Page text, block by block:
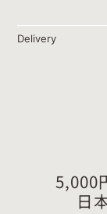
Delivery
5,000
日